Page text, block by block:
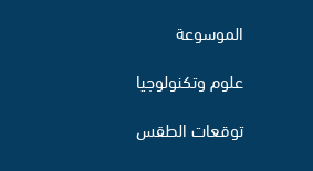
الموسوعة
علوم وتكنولوجيا
توقعات الطقس